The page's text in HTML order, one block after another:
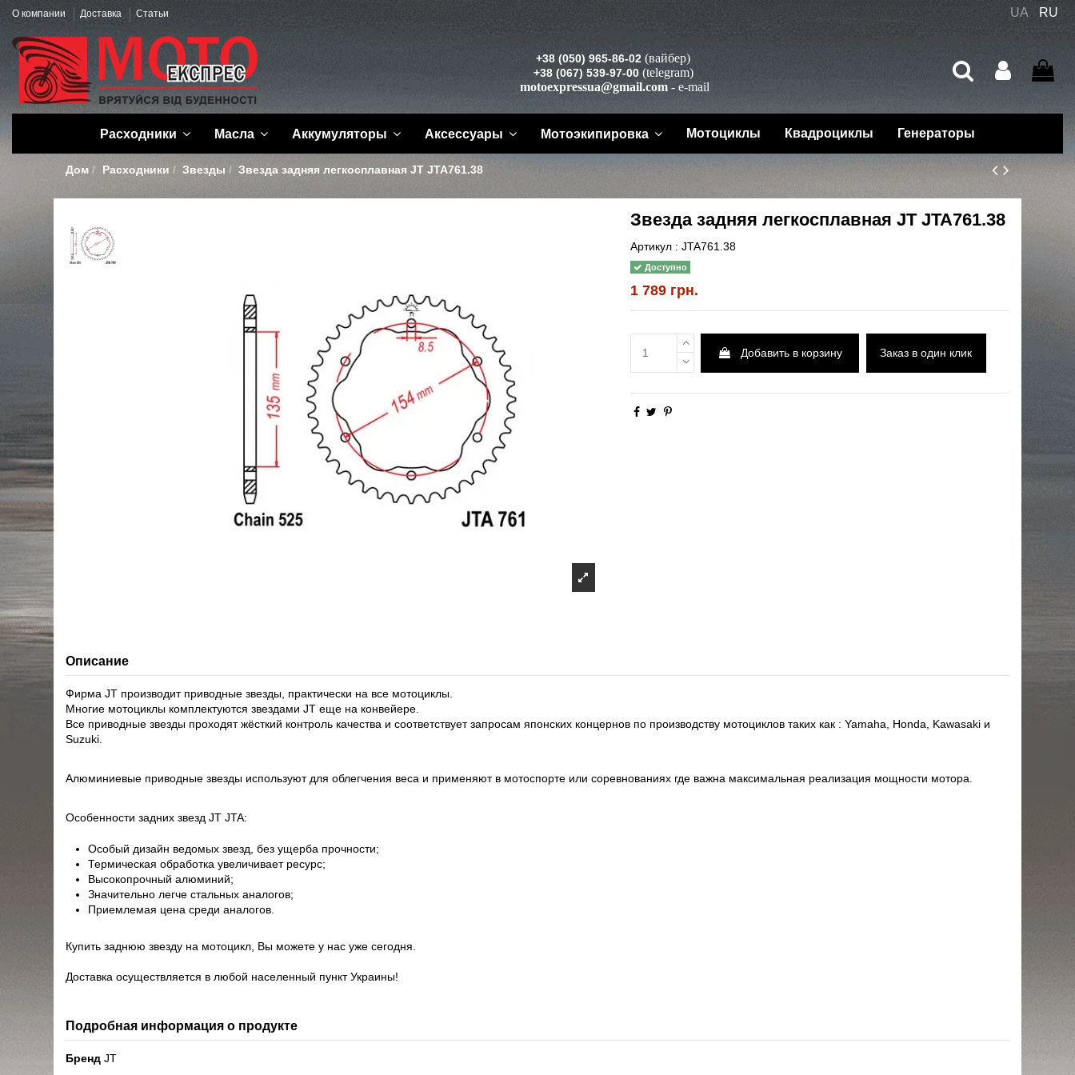
О компании Доставка Статьи UA RU
+38 (050) 965-86-02 (вайбер)
+38 (067) 539-97-00 (telegram)
motoexpressua@gmail.com - e-mail
Расходники Масла Аккумуляторы Аксессуары Мотоэкипировка Мотоциклы Квадроциклы Генераторы
Дом Расходники Звезды Звезда задняя легкосплавная JT JTA761.38
Звезда задняя легкосплавная JT JTA761.38
Артикул : JTA761.38
Доступно
1 789 грн.
Добавить в корзину Заказ в один клик
Описание
Фирма JT производит приводные звезды, практически на все мотоциклы.
Многие мотоциклы комплектуются звездами JT еще на конвейере.
Все приводные звезды проходят жёсткий контроль качества и соответствует запросам японских концернов по производству мотоциклов таких как : Yamaha, Honda, Kawasaki и
Suzuki.
Алюминиевые приводные звезды используют для облегчения веса и применяют в мотоспорте или соревнованиях где важна максимальная реализация мощности мотора.
Особенности задних звезд JT JTA:
Особый дизайн ведомых звезд, без ущерба прочности;
Термическая обработка увеличивает ресурс;
Высокопрочный алюминий;
Значительно легче стальных аналогов;
Приемлемая цена среди аналогов.
Купить заднюю звезду на мотоцикл, Вы можете у нас уже сегодня.
Доставка осуществляется в любой населенный пункт Украины!
Подробная информация о продукте
Бренд JT